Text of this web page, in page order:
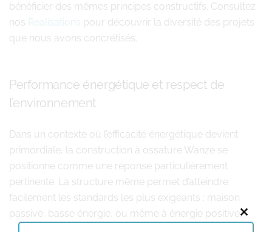
bénéficier des mêmes principes constructifs. Consultez
nos Realisations pour découvrir la diversité des projets
que nous avons concrétisés.
Performance énergétique et respect de
l’environnement
Dans un contexte où l’efficacité énergétique devient
primordiale, la construction à ossature Wanze se
positionne comme une réponse particulièrement
pertinente. La structure même permet d’atteindre
facilement les standards les plus exigeants : maison
passive, basse énergie, ou même à énergie positive.
Close